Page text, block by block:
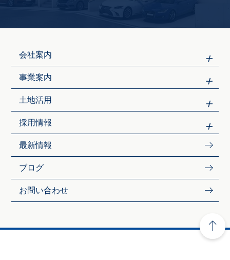
会社案内
事業案内
土地活用
採用情報
最新情報
ブログ
お問い合わせ